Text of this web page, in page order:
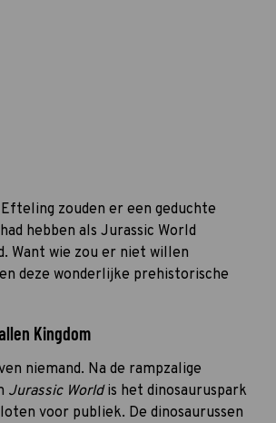
zouden er een geduchte
hebben als Jurassic World
Want wie zou er niet willen
deze wonderlijke prehistorische
Kingdom
niemand. Na de rampzalige
Jurassic Worldis het dinosauruspark
voor publiek. De dinosaurussen